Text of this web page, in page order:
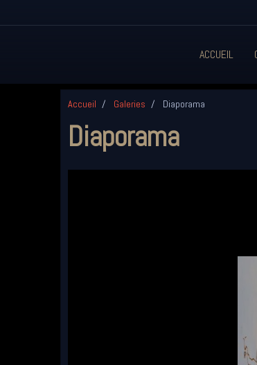
ACCUEIL
Accueil Galeries Diaporama
Diaporama